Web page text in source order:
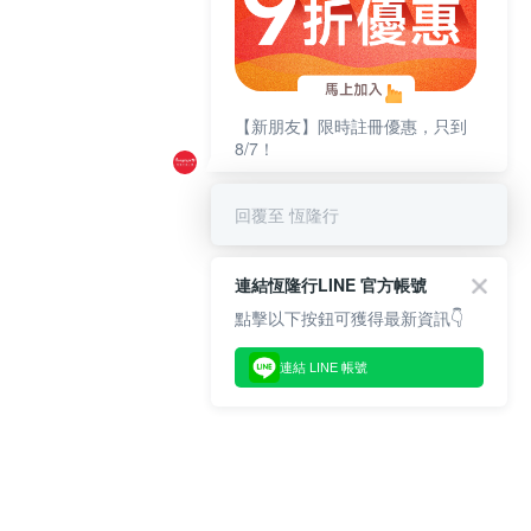
【新朋友】限時註冊優惠，只到
8/7！
回覆至 恆隆行
連結恆隆行LINE 官方帳號
點擊以下按鈕可獲得最新資訊👇
連結 LINE 帳號